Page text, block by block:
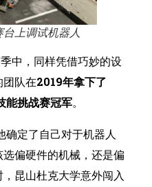
上调试机器人
中，同样凭借巧妙的设
队在2019年拿下了
能挑战赛冠军。
定了自己对于机器人
偏硬件的机械，还是偏
昆山杜克大学意外闯入